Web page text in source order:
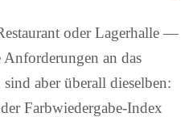
oder Lagerhalle —
Anforderungen an das
aber überall dieselben:
Farbwiedergabe-Index